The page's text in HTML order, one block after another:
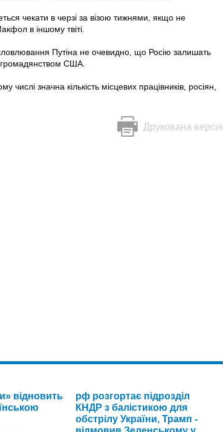
чекати в черзі за візою тижнями, якщо не
в іншому твіті.
Путіна не очевидно, що Росію залишать
громадянством США.
числі значна кількість місцевих працівників, росіян,
Друкована версія
відновить
рф розгортає підрозділ
КНДР з балістикою для
обстрілу України, Трамп -